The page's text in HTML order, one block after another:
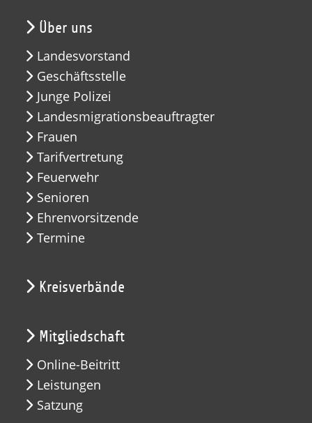
Über uns
Landesvorstand
Geschäftsstelle
Junge Polizei
Landesmigrationsbeauftragter
Frauen
Tarifvertretung
Feuerwehr
Senioren
Ehrenvorsitzende
Termine
Kreisverbände
Mitgliedschaft
Online-Beitritt
Leistungen
Satzung